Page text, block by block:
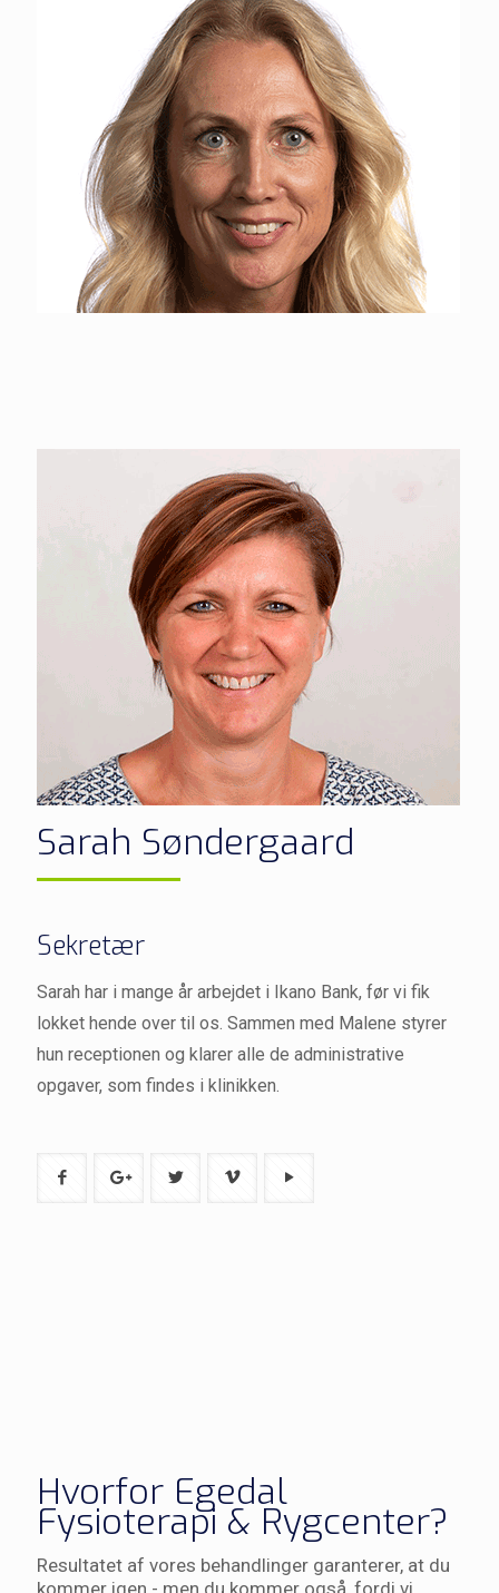
Sarah Søndergaard
Sekretær
Sarah har i mange år arbejdet i Ikano Bank, før vi fik
lokket hende over til os. Sammen med Malene styrer
hun receptionen og klarer alle de administrative
opgaver, som findes i klinikken.
Hvorfor Egedal
Fysioterapi & Rygcenter?
Resultatet af vores behandlinger garanterer, at du